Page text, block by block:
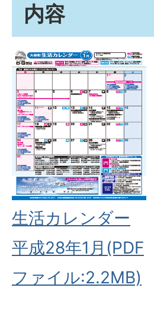
内容
生活カレンダー
平成28年1月(PDF
ファイル:2.2MB)